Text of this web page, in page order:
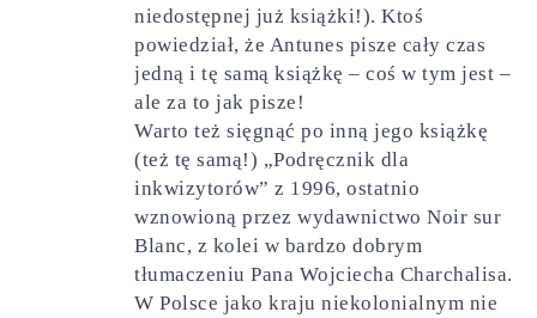
niedostępnej już książki!). Ktoś
powiedział, że Antunes pisze cały czas
jedną i tę samą książkę – coś w tym jest –
ale za to jak pisze!
Warto też sięgnąć po inną jego książkę
(też tę samą!) „Podręcznik dla
inkwizytorów” z 1996, ostatnio
wznowioną przez wydawnictwo Noir sur
Blanc, z kolei w bardzo dobrym
tłumaczeniu Pana Wojciecha Charchalisa.
W Polsce jako kraju niekolonialnym nie